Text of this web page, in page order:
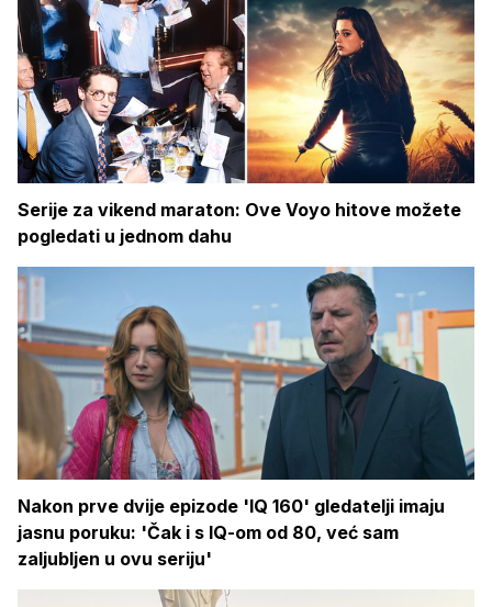
Serije za vikend maraton: Ove Voyo hitove možete
pogledati u jednom dahu
Nakon prve dvije epizode 'IQ 160' gledatelji imaju
jasnu poruku: 'Čak i s IQ-om od 80, već sam
zaljubljen u ovu seriju'